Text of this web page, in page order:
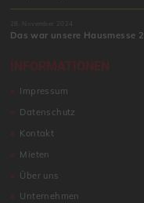
28. November 2024
Das war unsere Hausmesse
INFORMATIONEN
Impressum
Datenschutz
Kontakt
Mieten
Über uns
Unternehmen